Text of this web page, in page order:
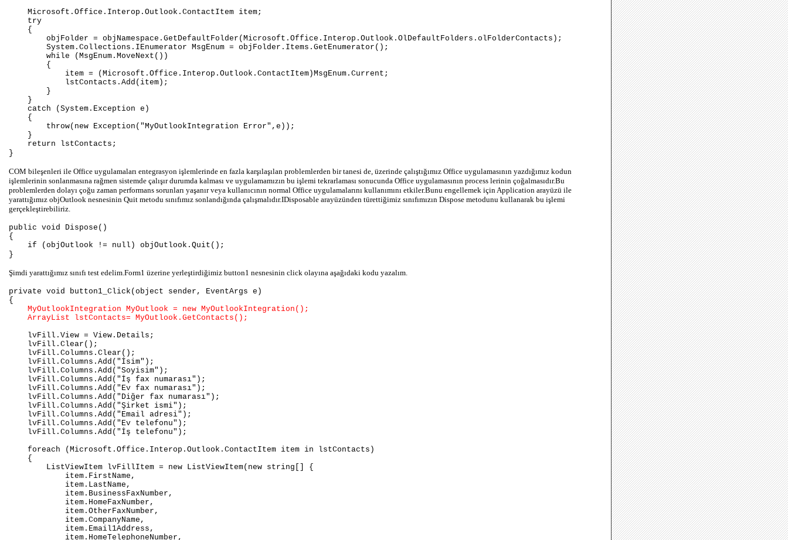
Microsoft.Office.Interop.Outlook.ContactItem item;
try
{
objFolder = objNamespace.GetDefaultFolder(Microsoft.Office.Interop.Outlook.OlDefaultFolders.olFolderContacts);
System.Collections.IEnumerator MsgEnum = objFolder.Items.GetEnumerator();
while (MsgEnum.MoveNext())
{
item = (Microsoft.Office.Interop.Outlook.ContactItem)MsgEnum.Current;
lstContacts.Add(item);
}
}
catch (System.Exception e)
{
throw(new Exception("MyOutlookIntegration Error",e));
}
return lstContacts;
}
COM bileşenleri ile Office uygulamaları entegrasyon işlemlerinde en fazla karşılaşılan problemlerden bir tanesi de, üzerinde çalıştığımız Office uygulamasının yazdığımız kodun
işlemlerinin sonlanmasına rağmen sistemde çalışır durumda kalması ve uygulamamızın bu işlemi tekrarlaması sonucunda Office uygulamasının process lerinin çoğalmasıdır.Bu
problemlerden dolayı çoğu zaman performans sorunları yaşanır veya kullanıcının normal Office uygulamalarını kullanımını etkiler.Bunu engellemek için Application arayüzü ile
yarattığımız objOutlook nesnesinin Quit metodu sınıfımız sonlandığında çalışmalıdır.IDisposable arayüzünden türettiğimiz sınıfımızın Dispose metodunu kullanarak bu işlemi
gerçekleştirebiliriz.
public void Dispose()
{
if (objOutlook != null) objOutlook.Quit();
}
Şimdi yarattığımız sınıfı test edelim.Form1 üzerine yerleştirdiğimiz button1 nesnesinin click olayına aşağıdaki kodu yazalım.
private void button1_Click(object sender, EventArgs e)
{
MyOutlookIntegration MyOutlook = new MyOutlookIntegration();
ArrayList lstContacts= MyOutlook.GetContacts();
lvFill.View = View.Details;
lvFill.Clear();
lvFill.Columns.Clear();
lvFill.Columns.Add("İsim");
lvFill.Columns.Add("Soyisim");
lvFill.Columns.Add("İş fax numarası");
lvFill.Columns.Add("Ev fax numarası");
lvFill.Columns.Add("Diğer fax numarası");
lvFill.Columns.Add("Şirket ismi");
lvFill.Columns.Add("Email adresi");
lvFill.Columns.Add("Ev telefonu");
lvFill.Columns.Add("İş telefonu");
foreach (Microsoft.Office.Interop.Outlook.ContactItem item in lstContacts)
{
ListViewItem lvFillItem = new ListViewItem(new string[] {
item.FirstName,
item.LastName,
item.BusinessFaxNumber,
item.HomeFaxNumber,
item.OtherFaxNumber,
item.CompanyName,
item.Email1Address,
item.HomeTelephoneNumber,